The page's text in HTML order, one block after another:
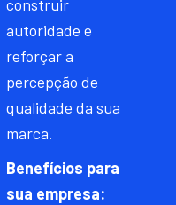
construir
autoridade e
reforçar a
percepção de
qualidade da sua
marca.
Benefícios para
sua empresa: